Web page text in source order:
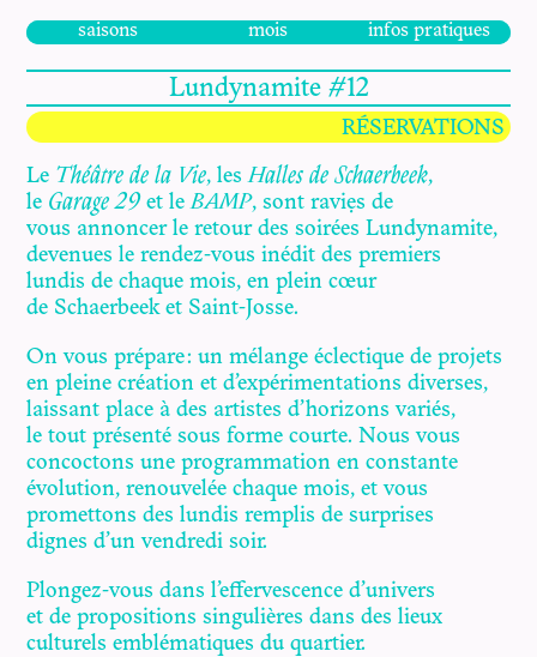
saisons mois infos pratiques
Lundynamite #12
RÉSERVATIONS
Le Théâtre de la Vie, lesHalles de Schaerbeek,
le Garage 29et leBAMP, sont ravi·es de
vous annoncer le retour des soirées Lundynamite,
devenues le rendez-vous inédit des premiers
lundis de chaque mois, en plein cœur
de Schaerbeek et Saint-Josse.
On vous prépare : un mélange éclectique de projets
en pleine création et d’expérimentations diverses,
laissant place à des artistes d’horizons variés,
le tout présenté sous forme courte. Nous vous
concoctons une programmation en constante
évolution, renouvelée chaque mois, et vous
promettons des lundis remplis de surprises
dignes d’un vendredi soir.
Plongez-vous dans l’effervescence d’univers
et de propositions singulières dans des lieux
culturels emblématiques du quartier.